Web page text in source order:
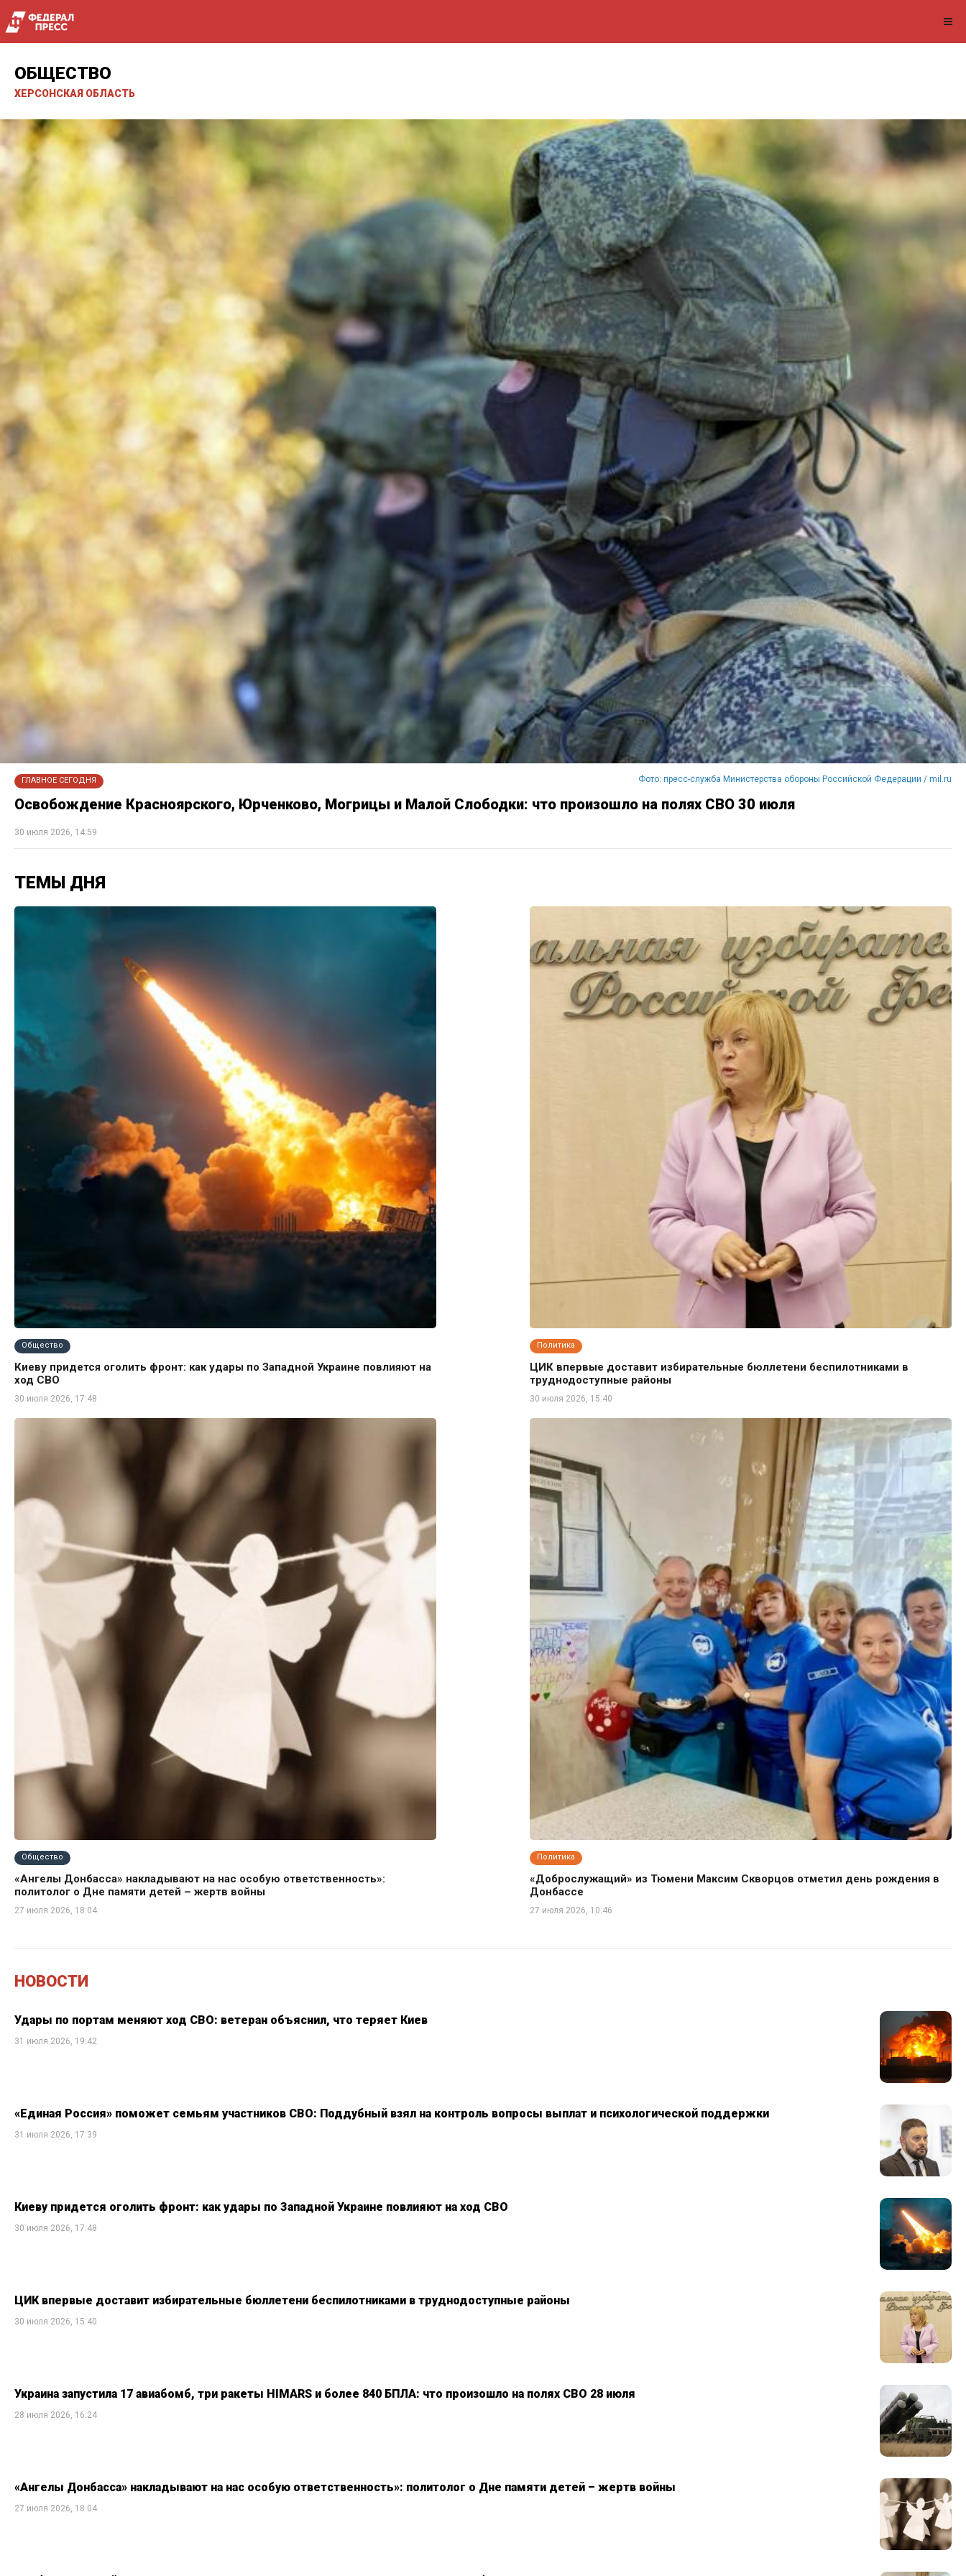
ОБЩЕСТВО
ХЕРСОНСКАЯ ОБЛАСТЬ
ГЛАВНОЕ СЕГОДНЯ Фото: пресс-служба Министерства обороны Российской Федерации / mil.ru
Освобождение Красноярского, Юрченково, Могрицы и Малой Слободки: что произошло на полях СВО 30 июля
30 июля 2026, 14:59
ТЕМЫ ДНЯ
Общество
Киеву придется оголить фронт: как удары по Западной Украине повлияют на
ход СВО
30 июля 2026, 17:48
Политика
ЦИК впервые доставит избирательные бюллетени беспилотниками в
труднодоступные районы
30 июля 2026, 15:40
Общество
«Ангелы Донбасса» накладывают на нас особую ответственность»:
политолог о Дне памяти детей – жертв войны
27 июля 2026, 18:04
Политика
«Доброслужащий» из Тюмени Максим Скворцов отметил день рождения в
Донбассе
27 июля 2026, 10:46
НОВОСТИ
Удары по портам меняют ход СВО: ветеран объяснил, что теряет Киев
31 июля 2026, 19:42
«Единая Россия» поможет семьям участников СВО: Поддубный взял на контроль вопросы выплат и психологической поддержки
31 июля 2026, 17:39
Киеву придется оголить фронт: как удары по Западной Украине повлияют на ход СВО
30 июля 2026, 17:48
ЦИК впервые доставит избирательные бюллетени беспилотниками в труднодоступные районы
30 июля 2026, 15:40
Украина запустила 17 авиабомб, три ракеты HIMARS и более 840 БПЛА: что произошло на полях СВО 28 июля
28 июля 2026, 16:24
«Ангелы Донбасса» накладывают на нас особую ответственность»: политолог о Дне памяти детей – жертв войны
27 июля 2026, 18:04